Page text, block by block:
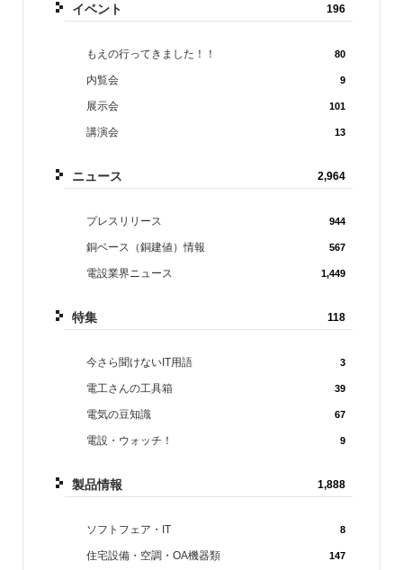
イベント 196
もえの行ってきました！！ 80
内覧会 9
展示会 101
講演会 13
ニュース 2,964
プレスリリース 944
銅ベース（銅建値）情報 567
電設業界ニュース 1,449
特集 118
今さら聞けないIT用語 3
電工さんの工具箱 39
電気の豆知識 67
電設・ウォッチ！ 9
製品情報 1,888
ソフトフェア・IT 8
住宅設備・空調・OA機器類 147